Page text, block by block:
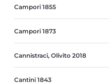
Campori 1855
Campori 1873
Cannistraci, Olivito 2018
Cantini 1843